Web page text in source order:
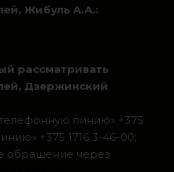
Жибуль А.А.:
рассматривать
Дзержинский
линию» +375
+375 1716 3-46-00;
обращение через